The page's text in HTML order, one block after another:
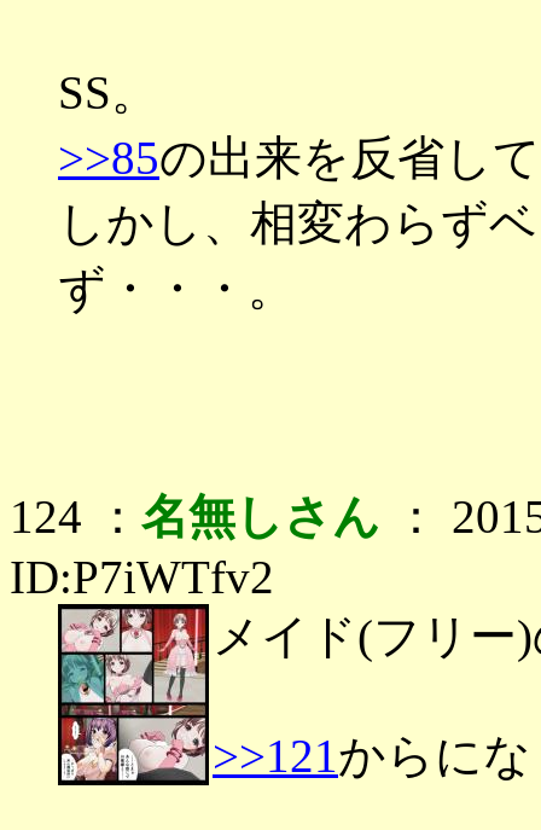
SS。
>>85の出来を反省し
しかし、相変わらず
ず・・・。
124 ： 名無しさん ：
ID:P7iWTfv2
メイド(フリー
>>121からに